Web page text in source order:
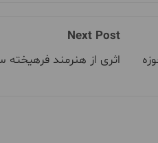
Next Post
اثری از هنرمند